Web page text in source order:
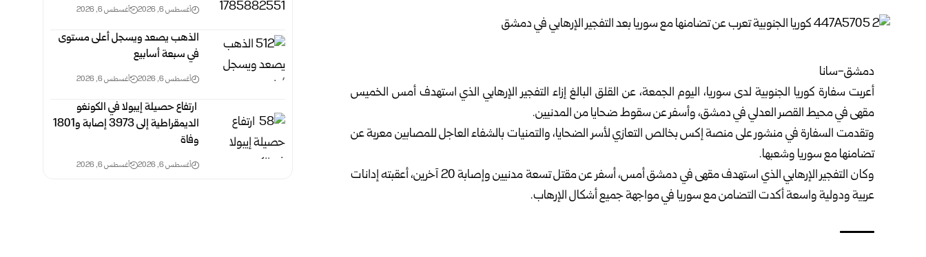
دمشق-سانا
أعربت سفارة كوريا الجنوبية لدى سوريا، اليوم الجمعة، عن القلق البالغ إزاء التفجير الإرهابي الذي استهدف أمس الخميس
مقهى في محيط القصر العدلي في دمشق، وأسفر عن سقوط ضحايا من المدنيين.
وتقدمت السفارة في منشور على منصة إكس بخالص التعازي لأسر الضحايا، والتمنيات بالشفاء العاجل للمصابين معربة عن
تضامنها مع سوريا وشعبها.
وكان التفجير الإرهابي الذي استهدف مقهى في دمشق أمس، أسفر عن مقتل تسعة مدنيين وإصابة 20 آخرين، أعقبته إدانات
عربية ودولية واسعة أكدت التضامن مع سوريا في مواجهة جميع أشكال الإرهاب.
أغسطس 6, 2026 أغسطس 6, 2026
الذهب يصعد ويسجل أعلى مستوى
في سبعة أسابيع
أغسطس 6, 2026 أغسطس 6, 2026
‏ ارتفاع حصيلة إيبولا في الكونغو
الديمقراطية إلى 3973 إصابة و1801
وفاة
أغسطس 6, 2026 أغسطس 6, 2026